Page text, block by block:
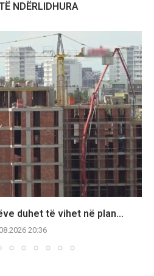
NDËRLIDHURA
duhet të vihet në plan...
20:36